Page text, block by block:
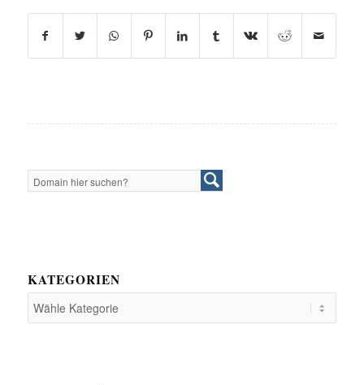
KATEGORIEN